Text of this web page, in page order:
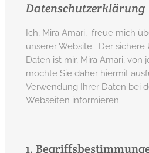
Datenschutzerklärung
Ich, Mira Amari, freue mich
unserer Website. Der sichere
Daten ist mir, Mira Amari, von
möchte Sie daher hiermit
Verwendung Ihrer Daten bei
Webseiten informieren.
1.